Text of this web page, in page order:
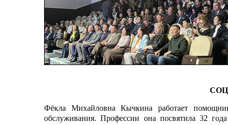
Фёкла Михайловна Кычкина работает
обслуживания. Профессии она посвятила 32